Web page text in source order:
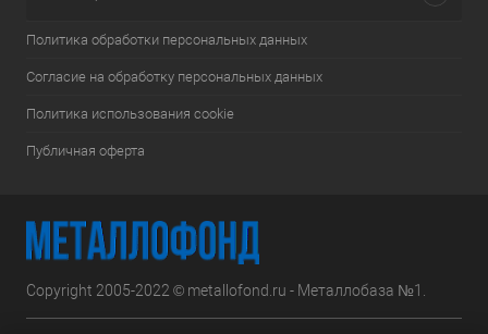
Политика обработки персональных данных
Согласие на обработку персональных данных
Политика использования cookie
Публичная оферта
Copyright 2005-2022 © metallofond.ru - Металлобаза №1.